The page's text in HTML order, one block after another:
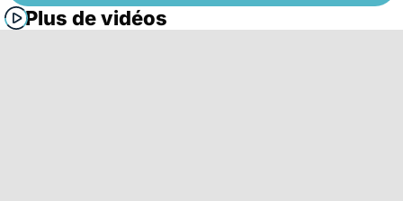
Plus de vidéos